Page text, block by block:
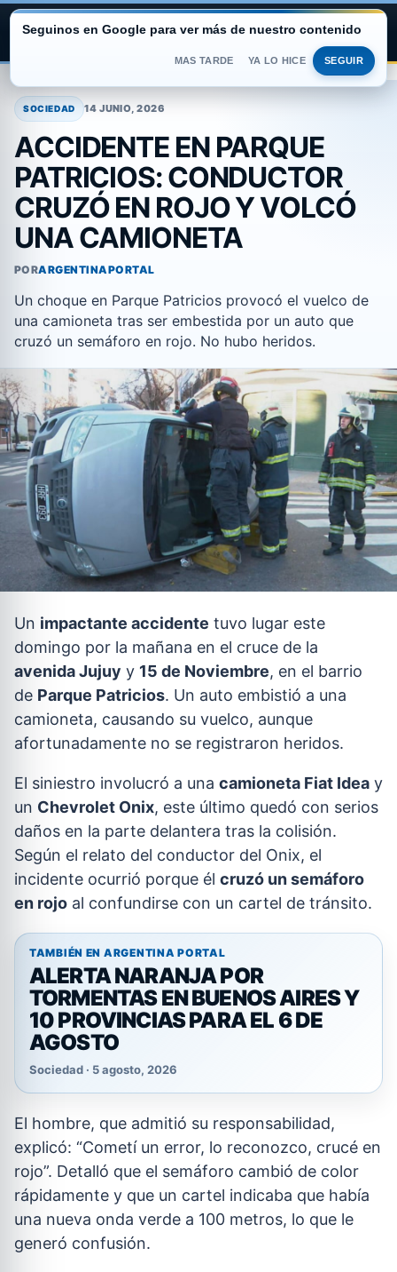
contenido
ARGENTINA PORTAL
SOCIEDAD 14 JUNIO, 2026
ACCIDENTE EN PARQUE
PATRICIOS: CONDUCTOR
CRUZÓ EN ROJO Y VOLCÓ
UNA CAMIONETA
PORARGENTINAPORTAL
Un choque en Parque Patricios provocó el vuelco de
una camioneta tras ser embestida por un auto que
cruzó un semáforo en rojo. No hubo heridos.
Un impactante accidente tuvo lugar este
domingo por la mañana en el cruce de la
avenida Jujuy y 15 de Noviembre, en el barrio
de Parque Patricios. Un auto embistió a una
camioneta, causando su vuelco, aunque
afortunadamente no se registraron heridos.
El siniestro involucró a una camioneta Fiat Idea y
un Chevrolet Onix, este último quedó con serios
daños en la parte delantera tras la colisión.
Según el relato del conductor del Onix, el
incidente ocurrió porque él cruzó un semáforo
en rojo al confundirse con un cartel de tránsito.
TAMBIÉN EN ARGENTINA PORTAL
ALERTA NARANJA POR
TORMENTAS EN BUENOS AIRES Y
10 PROVINCIAS PARA EL 6 DE
AGOSTO
Sociedad · 5 agosto, 2026
El hombre, que admitió su responsabilidad,
explicó: “Cometí un error, lo reconozco, crucé en
rojo”. Detalló que el semáforo cambió de color
rápidamente y que un cartel indicaba que había
una nueva onda verde a 100 metros, lo que le
generó confusión.
Seguinos en Google para ver más de nuestro contenido
MAS TARDE YA LO HICE SEGUIR